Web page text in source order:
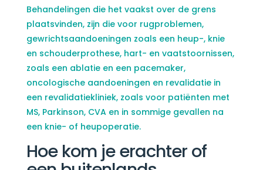
Behandelingen die het vaakst over de grens
plaatsvinden, zijn die voor rugproblemen,
gewrichtsaandoeningen zoals een heup-, knie
en schouderprothese, hart- en vaatstoornissen,
zoals een ablatie en een pacemaker,
oncologische aandoeningen en revalidatie in
een revalidatiekliniek, zoals voor patiënten met
MS, Parkinson, CVA en in sommige gevallen na
een knie- of heupoperatie.
Hoe kom je erachter of